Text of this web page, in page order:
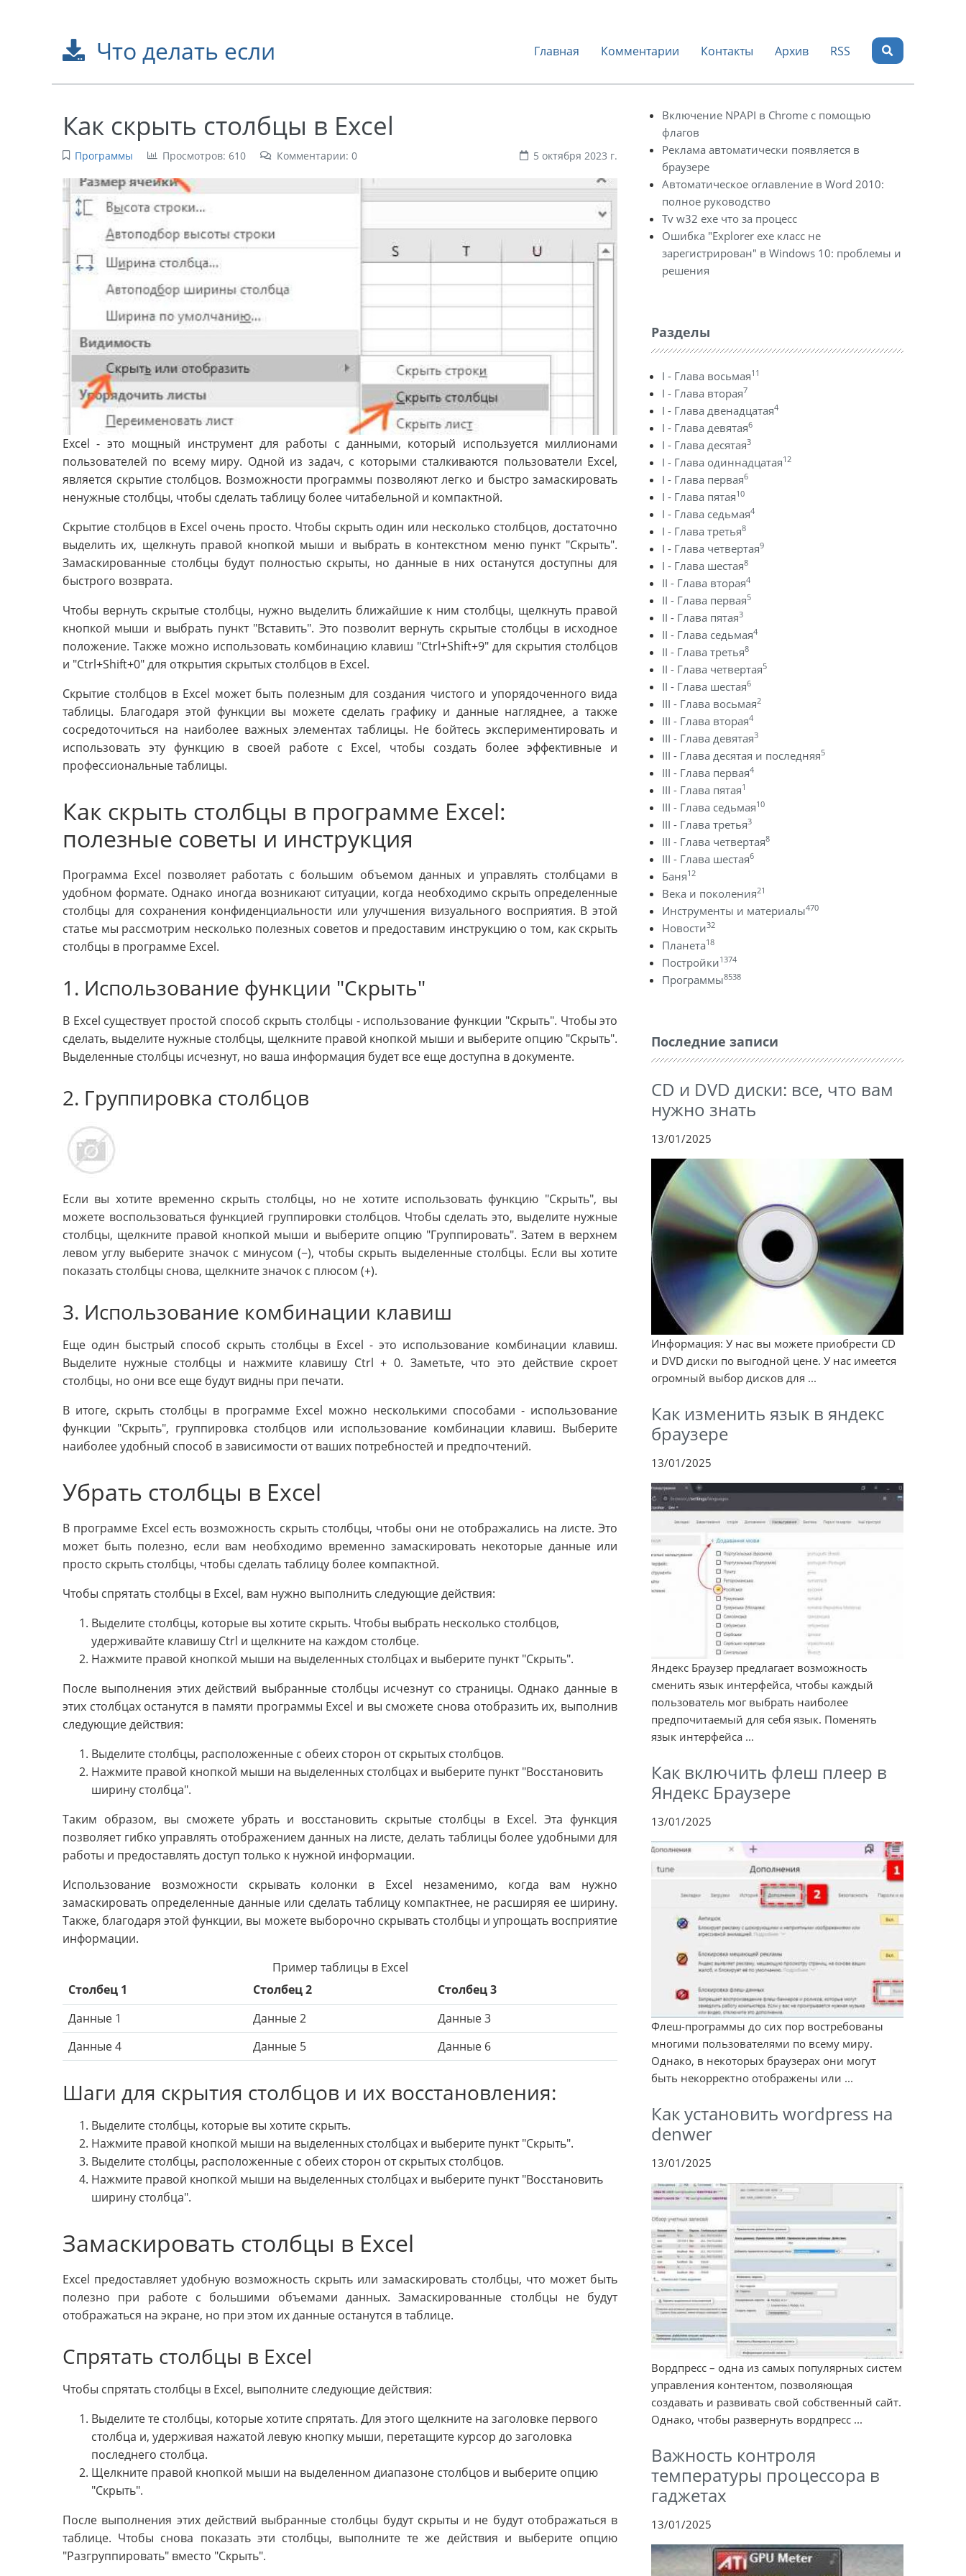
Что делать если Главная Комментарии Контакты Архив RSS
Как скрыть столбцы в Excel
Программы Просмотров: 610 Комментарии: 0 5 октября 2023 г.
Excel - это мощный инструмент для работы с данными, который используется миллионами
пользователей по всему миру. Одной из задач, с которыми сталкиваются пользователи Excel,
является скрытие столбцов. Возможности программы позволяют легко и быстро замаскировать
ненужные столбцы, чтобы сделать таблицу более читабельной и компактной.
Скрытие столбцов в Excel очень просто. Чтобы скрыть один или несколько столбцов, достаточно
выделить их, щелкнуть правой кнопкой мыши и выбрать в контекстном меню пункт "Скрыть".
Замаскированные столбцы будут полностью скрыты, но данные в них останутся доступны для
быстрого возврата.
Чтобы вернуть скрытые столбцы, нужно выделить ближайшие к ним столбцы, щелкнуть правой
кнопкой мыши и выбрать пункт "Вставить". Это позволит вернуть скрытые столбцы в исходное
положение. Также можно использовать комбинацию клавиш "Ctrl+Shift+9" для скрытия столбцов
и "Ctrl+Shift+0" для открытия скрытых столбцов в Excel.
Скрытие столбцов в Excel может быть полезным для создания чистого и упорядоченного вида
таблицы. Благодаря этой функции вы можете сделать графику и данные нагляднее, а также
сосредоточиться на наиболее важных элементах таблицы. Не бойтесь экспериментировать и
использовать эту функцию в своей работе с Excel, чтобы создать более эффективные и
профессиональные таблицы.
Как скрыть столбцы в программе Excel:
полезные советы и инструкция
Программа Excel позволяет работать с большим объемом данных и управлять столбцами в
удобном формате. Однако иногда возникают ситуации, когда необходимо скрыть определенные
столбцы для сохранения конфиденциальности или улучшения визуального восприятия. В этой
статье мы рассмотрим несколько полезных советов и предоставим инструкцию о том, как скрыть
столбцы в программе Excel.
1. Использование функции "Скрыть"
В Excel существует простой способ скрыть столбцы - использование функции "Скрыть". Чтобы это
сделать, выделите нужные столбцы, щелкните правой кнопкой мыши и выберите опцию "Скрыть".
Выделенные столбцы исчезнут, но ваша информация будет все еще доступна в документе.
2. Группировка столбцов
Если вы хотите временно скрыть столбцы, но не хотите использовать функцию "Скрыть", вы
можете воспользоваться функцией группировки столбцов. Чтобы сделать это, выделите нужные
столбцы, щелкните правой кнопкой мыши и выберите опцию "Группировать". Затем в верхнем
левом углу выберите значок с минусом (−), чтобы скрыть выделенные столбцы. Если вы хотите
показать столбцы снова, щелкните значок с плюсом (+).
3. Использование комбинации клавиш
Еще один быстрый способ скрыть столбцы в Excel - это использование комбинации клавиш.
Выделите нужные столбцы и нажмите клавишу Ctrl + 0. Заметьте, что это действие скроет
столбцы, но они все еще будут видны при печати.
В итоге, скрыть столбцы в программе Excel можно несколькими способами - использование
функции "Скрыть", группировка столбцов или использование комбинации клавиш. Выберите
наиболее удобный способ в зависимости от ваших потребностей и предпочтений.
Убрать столбцы в Excel
В программе Excel есть возможность скрыть столбцы, чтобы они не отображались на листе. Это
может быть полезно, если вам необходимо временно замаскировать некоторые данные или
просто скрыть столбцы, чтобы сделать таблицу более компактной.
Чтобы спрятать столбцы в Excel, вам нужно выполнить следующие действия:
Выделите столбцы, которые вы хотите скрыть. Чтобы выбрать несколько столбцов,
удерживайте клавишу Ctrl и щелкните на каждом столбце.
Нажмите правой кнопкой мыши на выделенных столбцах и выберите пункт "Скрыть".
После выполнения этих действий выбранные столбцы исчезнут со страницы. Однако данные в
этих столбцах останутся в памяти программы Excel и вы сможете снова отобразить их, выполнив
следующие действия:
Выделите столбцы, расположенные с обеих сторон от скрытых столбцов.
Нажмите правой кнопкой мыши на выделенных столбцах и выберите пункт "Восстановить
ширину столбца".
Таким образом, вы сможете убрать и восстановить скрытые столбцы в Excel. Эта функция
позволяет гибко управлять отображением данных на листе, делать таблицы более удобными для
работы и предоставлять доступ только к нужной информации.
Использование возможности скрывать колонки в Excel незаменимо, когда вам нужно
замаскировать определенные данные или сделать таблицу компактнее, не расширяя ее ширину.
Также, благодаря этой функции, вы можете выборочно скрывать столбцы и упрощать восприятие
информации.
Пример таблицы в Excel
Столбец 1
Столбец 2
Столбец 3
Данные 1
Данные 2
Данные 3
Данные 4
Данные 5 Данные 6
Шаги для скрытия столбцов и их восстановления:
Выделите столбцы, которые вы хотите скрыть.
Нажмите правой кнопкой мыши на выделенных столбцах и выберите пункт "Скрыть".
Выделите столбцы, расположенные с обеих сторон от скрытых столбцов.
Нажмите правой кнопкой мыши на выделенных столбцах и выберите пункт "Восстановить
ширину столбца".
Замаскировать столбцы в Excel
Excel предоставляет удобную возможность скрыть или замаскировать столбцы, что может быть
полезно при работе с большими объемами данных. Замаскированные столбцы не будут
отображаться на экране, но при этом их данные останутся в таблице.
Спрятать столбцы в Excel
Чтобы спрятать столбцы в Excel, выполните следующие действия:
Выделите те столбцы, которые хотите спрятать. Для этого щелкните на заголовке первого
столбца и, удерживая нажатой левую кнопку мыши, перетащите курсор до заголовка
последнего столбца.
Щелкните правой кнопкой мыши на выделенном диапазоне столбцов и выберите опцию
"Скрыть".
После выполнения этих действий выбранные столбцы будут скрыты и не будут отображаться в
таблице. Чтобы снова показать эти столбцы, выполните те же действия и выберите опцию
"Разгруппировать" вместо "Скрыть".
Включение NPAPI в Chrome с помощью
флагов
Реклама автоматически появляется в
браузере
Автоматическое оглавление в Word 2010:
полное руководство
Tv w32 exe что за процесс
Ошибка "Explorer exe класс не
зарегистрирован" в Windows 10: проблемы и
решения
Разделы
I - Глава восьмая11
I - Глава вторая7
I - Глава двенадцатая4
I - Глава девятая6
I - Глава десятая3
I - Глава одиннадцатая12
I - Глава первая6
I - Глава пятая10
I - Глава седьмая4
I - Глава третья8
I - Глава четвертая9
I - Глава шестая8
II - Глава вторая4
II - Глава первая5
II - Глава пятая3
II - Глава седьмая4
II - Глава третья8
II - Глава четвертая5
II - Глава шестая6
III - Глава восьмая2
III - Глава вторая4
III - Глава девятая3
III - Глава десятая и последняя5
III - Глава первая4
III - Глава пятая1
III - Глава седьмая10
III - Глава третья3
III - Глава четвертая8
III - Глава шестая6
Баня12
Века и поколения21
Инструменты и материалы470
Новости32
Планета18
Постройки1374
Программы8538
Последние записи
CD и DVD диски: все, что вам
нужно знать
13/01/2025
Информация: У нас вы можете приобрести CD
и DVD диски по выгодной цене. У нас имеется
огромный выбор дисков для ...
Как изменить язык в яндекс
браузере
13/01/2025
Яндекс Браузер предлагает возможность
сменить язык интерфейса, чтобы каждый
пользователь мог выбрать наиболее
предпочитаемый для себя язык. Поменять
язык интерфейса ...
Как включить флеш плеер в
Яндекс Браузере
13/01/2025
Флеш-программы до сих пор востребованы
многими пользователями по всему миру.
Однако, в некоторых браузерах они могут
быть некорректно отображены или ...
Как установить wordpress на
denwer
13/01/2025
Вордпресс – одна из самых популярных систем
управления контентом, позволяющая
создавать и развивать свой собственный сайт.
Однако, чтобы развернуть вордпресс ...
Важность контроля
температуры процессора в
гаджетах
13/01/2025